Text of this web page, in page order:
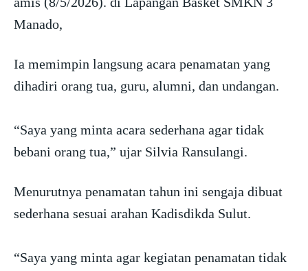
Manado,
Ia memimpin langsung acara penamatan yang
dihadiri orang tua, guru, alumni, dan undangan.
“Saya yang minta acara sederhana agar tidak
bebani orang tua,” ujar Silvia Ransulangi.
Menurutnya penamatan tahun ini sengaja dibuat
sederhana sesuai arahan Kadisdikda Sulut.
“Saya yang minta agar kegiatan penamatan tidak